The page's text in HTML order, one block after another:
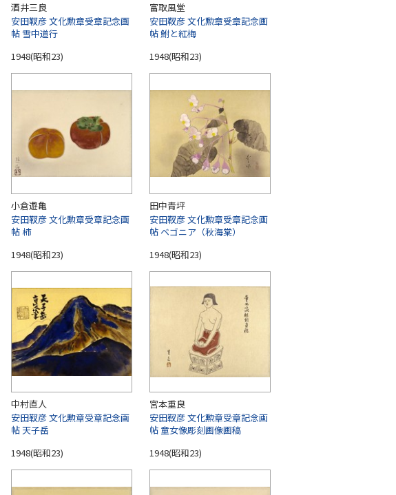
酒井三良
安田靫彦 文化勲章受章記念画
帖 雪中道行
1948(昭和23)
富取風堂
安田靫彦 文化勲章受章記念画
帖 鮒と紅梅
1948(昭和23)
小倉遊亀
安田靫彦 文化勲章受章記念画
帖 柿
1948(昭和23)
田中青坪
安田靫彦 文化勲章受章記念画
帖 ベゴニア（秋海棠）
1948(昭和23)
中村直人
安田靫彦 文化勲章受章記念画
帖 天子岳
1948(昭和23)
宮本重良
安田靫彦 文化勲章受章記念画
帖 童女像彫刻画像画稿
1948(昭和23)